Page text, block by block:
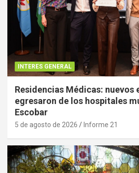
INTERES GENERAL
Residencias Médicas: nuevos
egresaron de los hospitales
Escobar
5 de agosto de 2026 Informe 21